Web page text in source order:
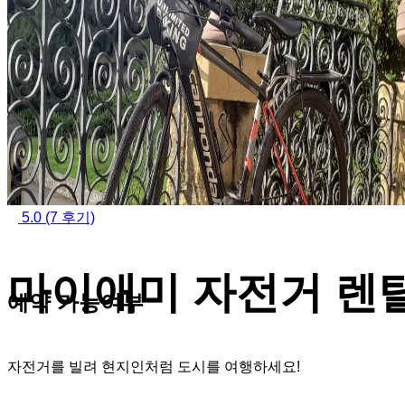
5.0 (7 후기)
마이애미 자전거 렌
자전거를 빌려 현지인처럼 도시를 여행하세요!
예약 가능여부